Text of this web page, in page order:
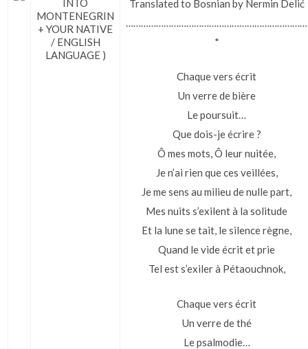
INTO
MONTENEGRIN
+ YOUR NATIVE
/ ENGLISH
LANGUAGE )
Translated to Bosnian by Nermin Delić
*
Chaque vers écrit
Un verre de bière
Le poursuit…
Que dois-je écrire ?
Ô mes mots, Ô leur nuitée,
Je n’ai rien que ces veillées,
Je me sens au milieu de nulle part,
Mes nuits s’exilent à la solitude
Et la lune se tait, le silence règne,
Quand le vide écrit et prie
Tel est s’exiler à Pétaouchnok,
Chaque vers écrit
Un verre de thé
Le psalmodie…